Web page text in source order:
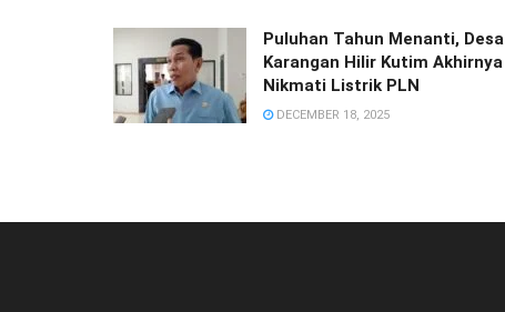
Puluhan Tahun Menanti, Desa
Karangan Hilir Kutim Akhirnya
Nikmati Listrik PLN
DECEMBER 18, 2025